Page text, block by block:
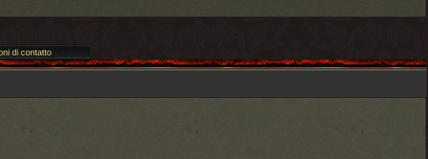
di contatto